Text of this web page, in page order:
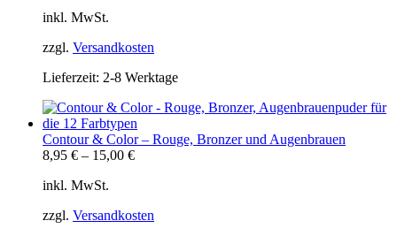
inkl. MwSt.
zzgl. Versandkosten
Lieferzeit: 2-8 Werktage
Contour & Color – Rouge, Bronzer und Augenbrauen
8,95 € – 15,00 €
inkl. MwSt.
zzgl. Versandkosten